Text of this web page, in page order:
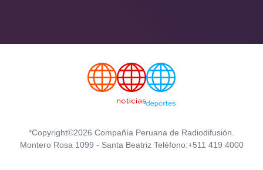
*Copyright©2026 Compañía Peruana de Radiodifusión.
Montero Rosa 1099 - Santa Beatriz Teléfono:+511 419 4000